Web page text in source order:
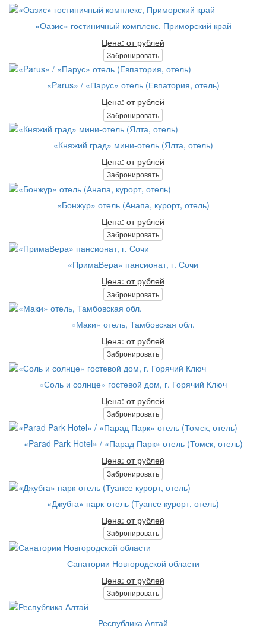
«Оазис» гостиничный комплекс, Приморский край
Цена: от рублей
Забронировать
«Parus» / «Парус» отель (Евпатория, отель)
Цена: от рублей
Забронировать
«Княжий град» мини-отель (Ялта, отель)
Цена: от рублей
Забронировать
«Бонжур» отель (Анапа, курорт, отель)
Цена: от рублей
Забронировать
«ПримаВера» пансионат, г. Сочи
Цена: от рублей
Забронировать
«Маки» отель, Тамбовская обл.
Цена: от рублей
Забронировать
«Соль и солнце» гостевой дом, г. Горячий Ключ
Цена: от рублей
Забронировать
«Parad Park Hotel» / «Парад Парк» отель (Томск, отель)
Цена: от рублей
Забронировать
«Джубга» парк-отель (Туапсе курорт, отель)
Цена: от рублей
Забронировать
Санатории Новгородской области
Цена: от рублей
Забронировать
Республика Алтай